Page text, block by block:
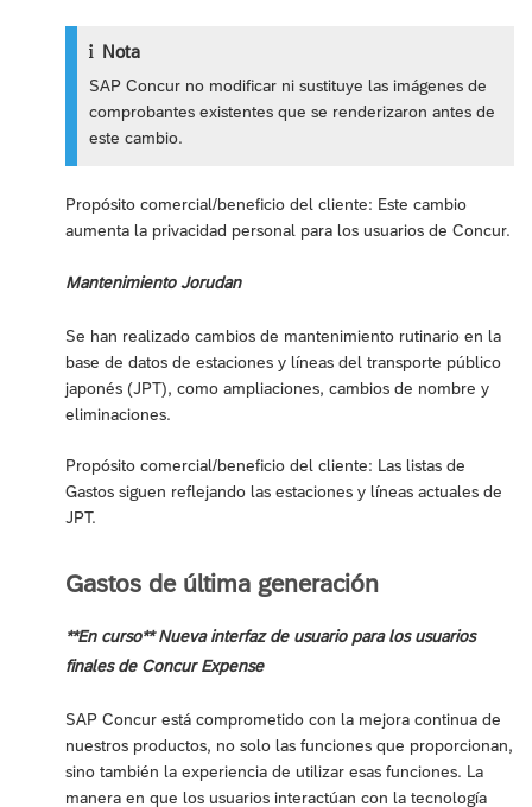
Nota
SAP Concur no modificar ni sustituye las imágenes de
comprobantes existentes que se renderizaron antes de
este cambio.
Propósito comercial/beneficio del cliente: Este cambio
aumenta la privacidad personal para los usuarios de Concur.
Mantenimiento Jorudan
Se han realizado cambios de mantenimiento rutinario en la
base de datos de estaciones y líneas del transporte público
japonés (JPT), como ampliaciones, cambios de nombre y
eliminaciones.
Propósito comercial/beneficio del cliente: Las listas de
Gastos siguen reflejando las estaciones y líneas actuales de
JPT.
Gastos de última generación
**En curso** Nueva interfaz de usuario para los usuarios
finales de Concur Expense
SAP Concur está comprometido con la mejora continua de
nuestros productos, no solo las funciones que proporcionan,
sino también la experiencia de utilizar esas funciones. La
manera en que los usuarios interactúan con la tecnología